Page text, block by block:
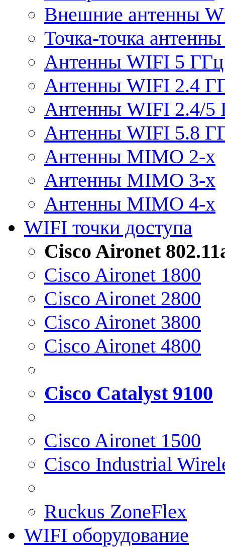
Внешние антенны
Точка-точка
Антенны WIFI 5 ГГц
Антенны WIFI 2.4
Антенны WIFI 2.4/5
Антенны WIFI 5.8
Антенны MIMO 2-x
Антенны MIMO 3-x
Антенны MIMO 4-x
WIFI точки доступа
Cisco Aironet
Cisco Aironet 1800
Cisco Aironet 2800
Cisco Aironet 3800
Cisco Aironet 4800
Cisco Catalyst 9100
Cisco Aironet 1500
Cisco Industrial
Ruckus ZoneFlex
WIFI оборудование